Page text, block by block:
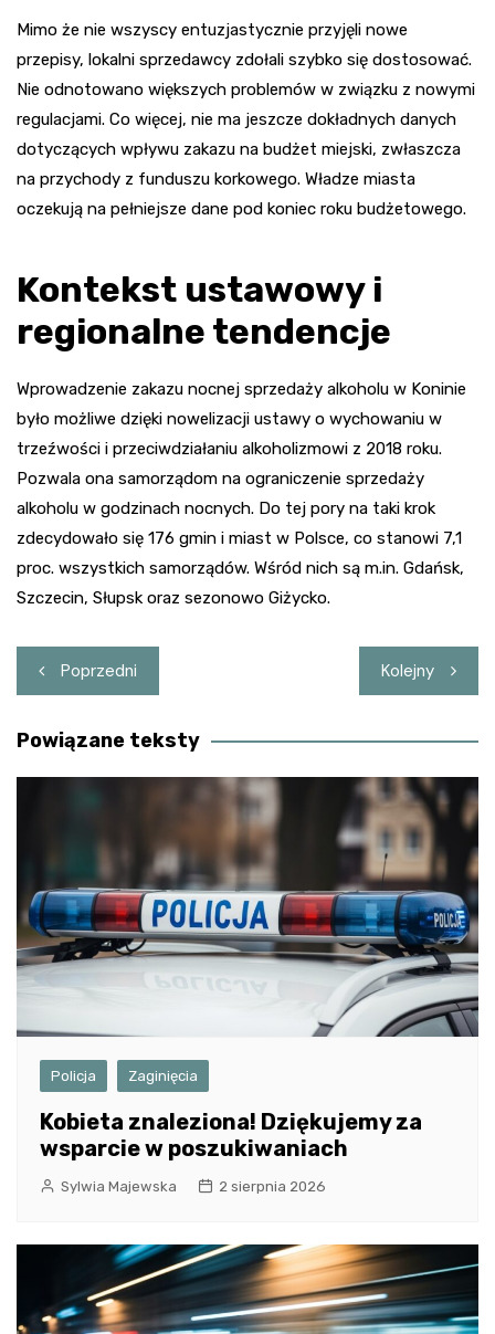
Mimo że nie wszyscy entuzjastycznie przyjęli nowe
przepisy, lokalni sprzedawcy zdołali szybko się dostosować.
Nie odnotowano większych problemów w związku z nowymi
regulacjami. Co więcej, nie ma jeszcze dokładnych danych
dotyczących wpływu zakazu na budżet miejski, zwłaszcza
na przychody z funduszu korkowego. Władze miasta
oczekują na pełniejsze dane pod koniec roku budżetowego.
Kontekst ustawowy i
regionalne tendencje
Wprowadzenie zakazu nocnej sprzedaży alkoholu w Koninie
było możliwe dzięki nowelizacji ustawy o wychowaniu w
trzeźwości i przeciwdziałaniu alkoholizmowi z 2018 roku.
Pozwala ona samorządom na ograniczenie sprzedaży
alkoholu w godzinach nocnych. Do tej pory na taki krok
zdecydowało się 176 gmin i miast w Polsce, co stanowi 7,1
proc. wszystkich samorządów. Wśród nich są m.in. Gdańsk,
Szczecin, Słupsk oraz sezonowo Giżycko.
Nawigacja
wpisu
Poprzedni Kolejny
Powiązane teksty
Policja Zaginięcia
Kobieta znaleziona! Dziękujemy za
wsparcie w poszukiwaniach
Sylwia Majewska 2 sierpnia 2026